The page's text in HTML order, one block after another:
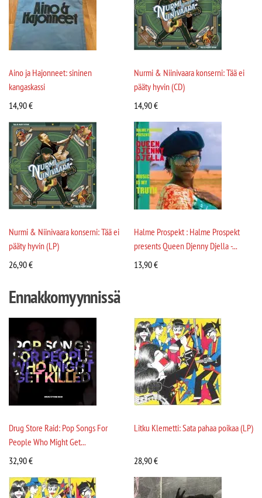
Aino ja Hajonneet: sininen
kangaskassi
14,90€
Nurmi & Niinivaara konserni: Tää ei
pääty hyvin (CD)
14,90€
Nurmi & Niinivaara konserni: Tää ei
pääty hyvin (LP)
26,90€
Halme Prospekt : Halme Prospekt
presents Queen Djenny Djella -...
13,90€
Ennakkomyynnissä
Drug Store Raid: Pop Songs For
People Who Might Get...
32,90€
Litku Klemetti: Sata pahaa poikaa (LP)
28,90€